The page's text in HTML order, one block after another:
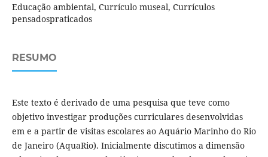
Educação ambiental, Currículo museal, Currículos
pensadospraticados
RESUMO
Este texto é derivado de uma pesquisa que teve como
objetivo investigar produções curriculares desenvolvidas
em e a partir de visitas escolares ao Aquário Marinho do Rio
de Janeiro (AquaRio). Inicialmente discutimos a dimensão